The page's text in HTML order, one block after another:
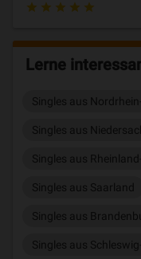
Lerne
Singles aus
Singles aus
Singles aus
Singles aus Saarland
Singles aus
Singles aus